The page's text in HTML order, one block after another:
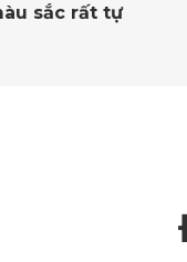
kế, chất liệu và
nên sự khác biệt
sắc rất tự